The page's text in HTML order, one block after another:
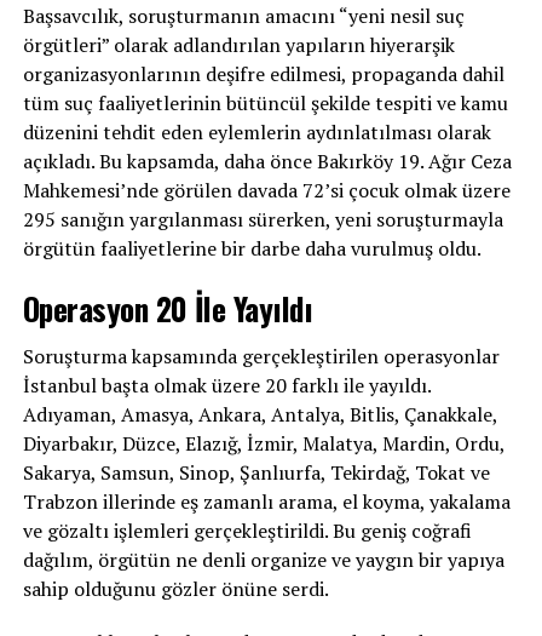
Başsavcılık, soruşturmanın amacını “yeni nesil suç
örgütleri” olarak adlandırılan yapıların hiyerarşik
organizasyonlarının deşifre edilmesi, propaganda dahil
tüm suç faaliyetlerinin bütüncül şekilde tespiti ve kamu
düzenini tehdit eden eylemlerin aydınlatılması olarak
açıkladı. Bu kapsamda, daha önce Bakırköy 19. Ağır Ceza
Mahkemesi’nde görülen davada 72’si çocuk olmak üzere
295 sanığın yargılanması sürerken, yeni soruşturmayla
örgütün faaliyetlerine bir darbe daha vurulmuş oldu.
Operasyon 20 İle Yayıldı
Soruşturma kapsamında gerçekleştirilen operasyonlar
İstanbul başta olmak üzere 20 farklı ile yayıldı.
Adıyaman, Amasya, Ankara, Antalya, Bitlis, Çanakkale,
Diyarbakır, Düzce, Elazığ, İzmir, Malatya, Mardin, Ordu,
Sakarya, Samsun, Sinop, Şanlıurfa, Tekirdağ, Tokat ve
Trabzon illerinde eş zamanlı arama, el koyma, yakalama
ve gözaltı işlemleri gerçekleştirildi. Bu geniş coğrafi
dağılım, örgütün ne denli organize ve yaygın bir yapıya
sahip olduğunu gözler önüne serdi.